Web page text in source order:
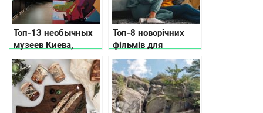
Топ-13 необычных
музеев Киева,
которые вас удивят
Топ-8 новорічних
фільмів для
сімейного перегляду